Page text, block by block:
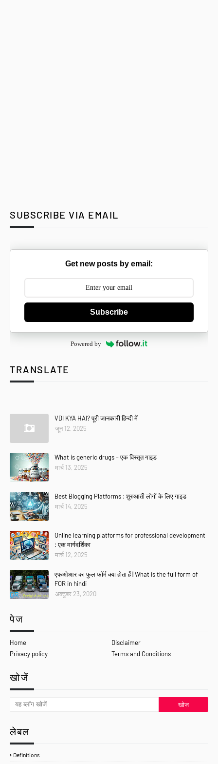
SUBSCRIBE VIA EMAIL
Get new posts by email:
Subscribe
Powered by
TRANSLATE
VDI KYA HAI? पूरी जानकारी हिन्दी में
जून 12, 2025
What is generic drugs – एक विस्तृत गाइड
मार्च 13, 2025
Best Blogging Platforms : शुरुआती लोगों के लिए गाइड
मार्च 14, 2025
Online learning platforms for professional development
: एक मार्गदर्शिका
मार्च 12, 2025
एफओआर का फुल फॉर्म क्या होता हैं | What is the full form of
FOR in hindi
अक्टूबर 23, 2020
पेज
Home
Disclaimer
Privacy policy
Terms and Conditions
खोजें
लेबल
Definitions